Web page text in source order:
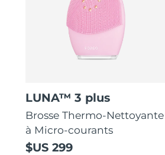
LUNA™ 3 plus
Brosse Thermo-Nettoyante
à Micro-courants
$US 299